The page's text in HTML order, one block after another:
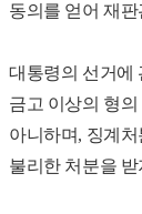
동의를 얻어 재
대통령의 선거에
금고 이상의 형
아니하며, 징계
불리한 처분을